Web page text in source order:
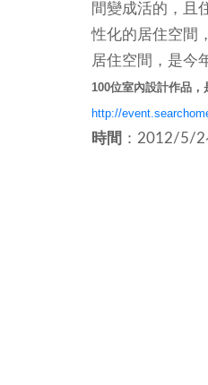
間變成活的，且
性化的居住空間
居住空間，是今
100位室內設計作品，
http://
時間 ：2012/5/